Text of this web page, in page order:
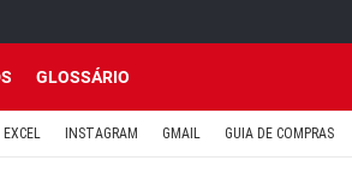
GLOSSÁRIO
EXCEL INSTAGRAM GMAIL GUIA DE COMPRAS